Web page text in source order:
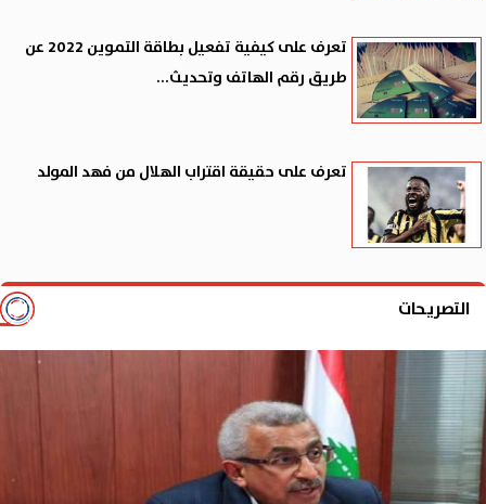
تعرف على كيفية تفعيل بطاقة التموين 2022 عن
طريق رقم الهاتف وتحديث...
تعرف على حقيقة اقتراب الهلال من فهد المولد
التصريحات